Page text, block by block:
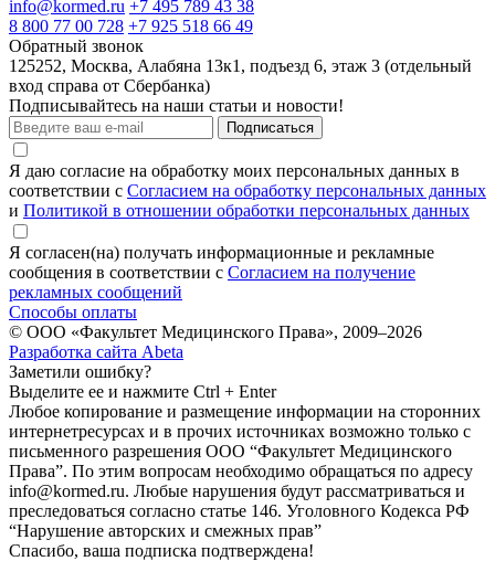
info@kormed.ru +7 495 789 43 38
8 800 77 00 728 +7 925 518 66 49
Обратный звонок
125252, Москва, Алабяна 13к1, подъезд 6, этаж 3 (отдельный
вход справа от Сбербанка)
Подписывайтесь на наши статьи и новости!
Подписаться
Я даю согласие на обработку моих персональных данных в
соответствии с Согласием на обработку персональных данных
и Политикой в отношении обработки персональных данных
Я согласен(на) получать информационные и рекламные
сообщения в соответствии с Согласием на получение
рекламных сообщений
Способы оплаты
© ООО «Факультет Медицинского Права», 2009–2026
Разработка сайта Abeta
Заметили ошибку?
Выделите ее и нажмите Ctrl + Enter
Любое копирование и размещение информации на сторонних
интернет­ресурсах и в прочих источниках возможно только с
письменного разрешения ООО “Факультет Медицинского
Права”. По этим вопросам необходимо обращаться по адресу
info@kormed.ru. Любые нарушения будут рассматриваться и
преследоваться согласно статье 146. Уголовного Кодекса РФ
“Нарушение авторских и смежных прав”
Спасибо, ваша подписка подтверждена!